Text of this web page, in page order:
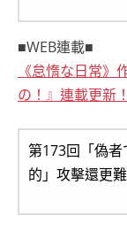
■WEB連載■
《怠惰な日常
の！』連載更新！
第173回「偽
的」攻擊還更